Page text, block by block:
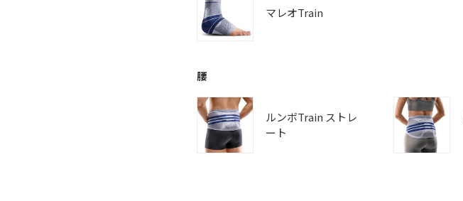
マレオTrain
腰
ルンボTrain ストレ
ート